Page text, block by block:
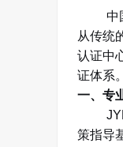
中
从传统
认证中
证体系。
一、专
策指导